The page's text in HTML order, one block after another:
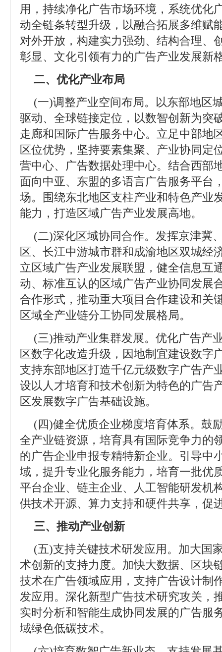
用，持续净化广告市场环境，系统优化
动全链条转型升级，以融合拓展多维赋
对外开放，构建实力强劲、结构合理、
彰显、文化引领有力的广告产业发展新
二、优化产业布局
(一)调整产业空间布局。以东部地区
驱动、全球链接定位，以数智创新为突
走廊和国际广告服务中心。立足中部地
区位优势，坚持要素集聚、产业协同定
营中心、广告数据处理中心。结合西部
面向中亚、东盟的多语言广告服务平台
场。围绕东北地区支柱产业和特色产业
能力，打造区域广告产业发展高地。
(二)深化区域协同合作。发挥京津冀
区、长江中游城市群和成渝地区双城经
立区域广告产业发展联盟，健全信息互
动、标准互认的区域广告产业协同发展
合作形式，推动重大项目合作建设和关
区域全产业链分工协同发展格局。
(三)推动产业集群发展。优化广告产
区数字化改造升级，因地制宜建设数字
支持东部地区打造千亿元级数字广告产
设以人才培育和技术创新为特色的广告
区发展数字广告基础设施。
(四)健全优质企业梯度培育体系。鼓
全产业链资源，培育具有国际竞争力的
的广告企业申报专精特新企业。引导中
域，提升专业化服务能力，培育一批优
平台企业、链主企业、人工智能研发机
供技术开源、算力支持和硬件共享，促
三、推动产业创新
(五)支持关键技术研发应用。加大国
术创新的支持力度。加快大数据、区块
技术在广告领域应用，支持广告设计制
发应用。深化新型广告技术研究攻关，
实时分析和智能生成协同发展的广告服
域绿色低碳技术。